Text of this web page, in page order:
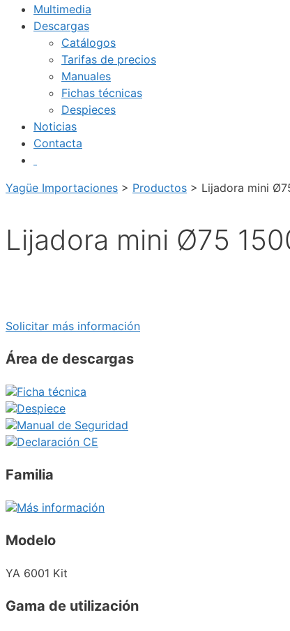
Multimedia
Descargas
Catálogos
Tarifas de precios
Manuales
Fichas técnicas
Despieces
Noticias
Contacta
Yagüe Importaciones > Productos > Lijadora mini
Lijadora mini Ø75
Solicitar más información
Área de descargas
Ficha técnica
Despiece
Manual de Seguridad
Declaración CE
Familia
Más información
Modelo
YA 6001 Kit
Gama de utilización